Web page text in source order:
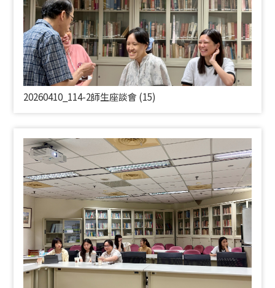
20260410_114-2師生座談會 (15)